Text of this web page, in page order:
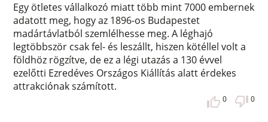
Egy ötletes vállalkozó miatt több mint 7000 embernek
adatott meg, hogy az 1896-os Budapestet
madártávlatból szemlélhesse meg. A léghajó
legtöbbször csak fel- és leszállt, hiszen kötéllel volt a
földhöz rögzítve, de ez a légi utazás a 130 évvel
ezelőtti Ezredéves Országos Kiállítás alatt érdekes
attrakciónak számított.
0 0